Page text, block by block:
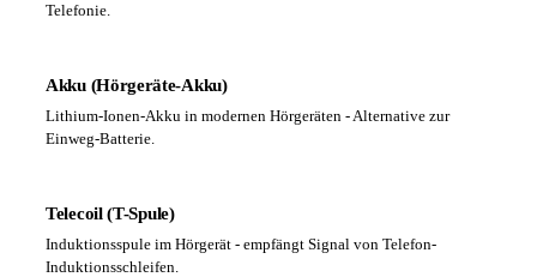
Telefonie.
Akku (Hörgeräte-Akku)
Lithium-Ionen-Akku in modernen Hörgeräten - Alternative zur
Einweg-Batterie.
Telecoil (T-Spule)
Induktionsspule im Hörgerät - empfängt Signal von Telefon-
Induktionsschleifen.